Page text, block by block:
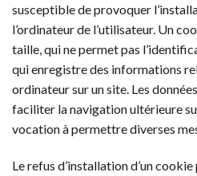
susceptible de provoquer
l’ordinateur de l’utilisateur. Un
taille, qui ne permet pas
qui enregistre des informations
ordinateur sur un site. Les
faciliter la navigation ultérieure
vocation à permettre diverses
Le refus d’installation d’un